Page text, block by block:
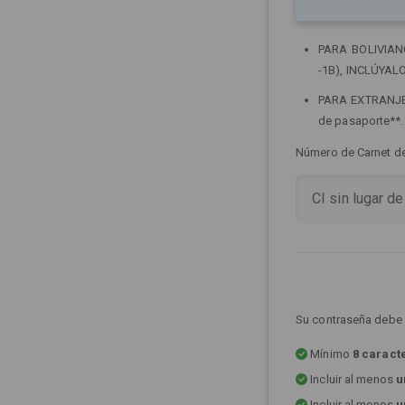
PARA
-1B),
PARA
de pasaporte**.
Número de Carnet
Su contraseña
Mínimo 8
Incluir al menos